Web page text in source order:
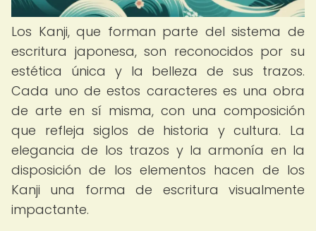
Los Kanji, que forman parte del sistema de
escritura japonesa, son reconocidos por su
estética única y la belleza de sus trazos.
Cada uno de estos caracteres es una obra
de arte en sí misma, con una composición
que refleja siglos de historia y cultura. La
elegancia de los trazos y la armonía en la
disposición de los elementos hacen de los
Kanji una forma de escritura visualmente
impactante.